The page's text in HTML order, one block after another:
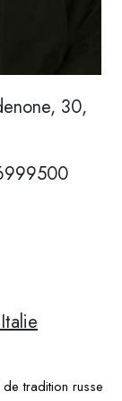
30,
tradition russe